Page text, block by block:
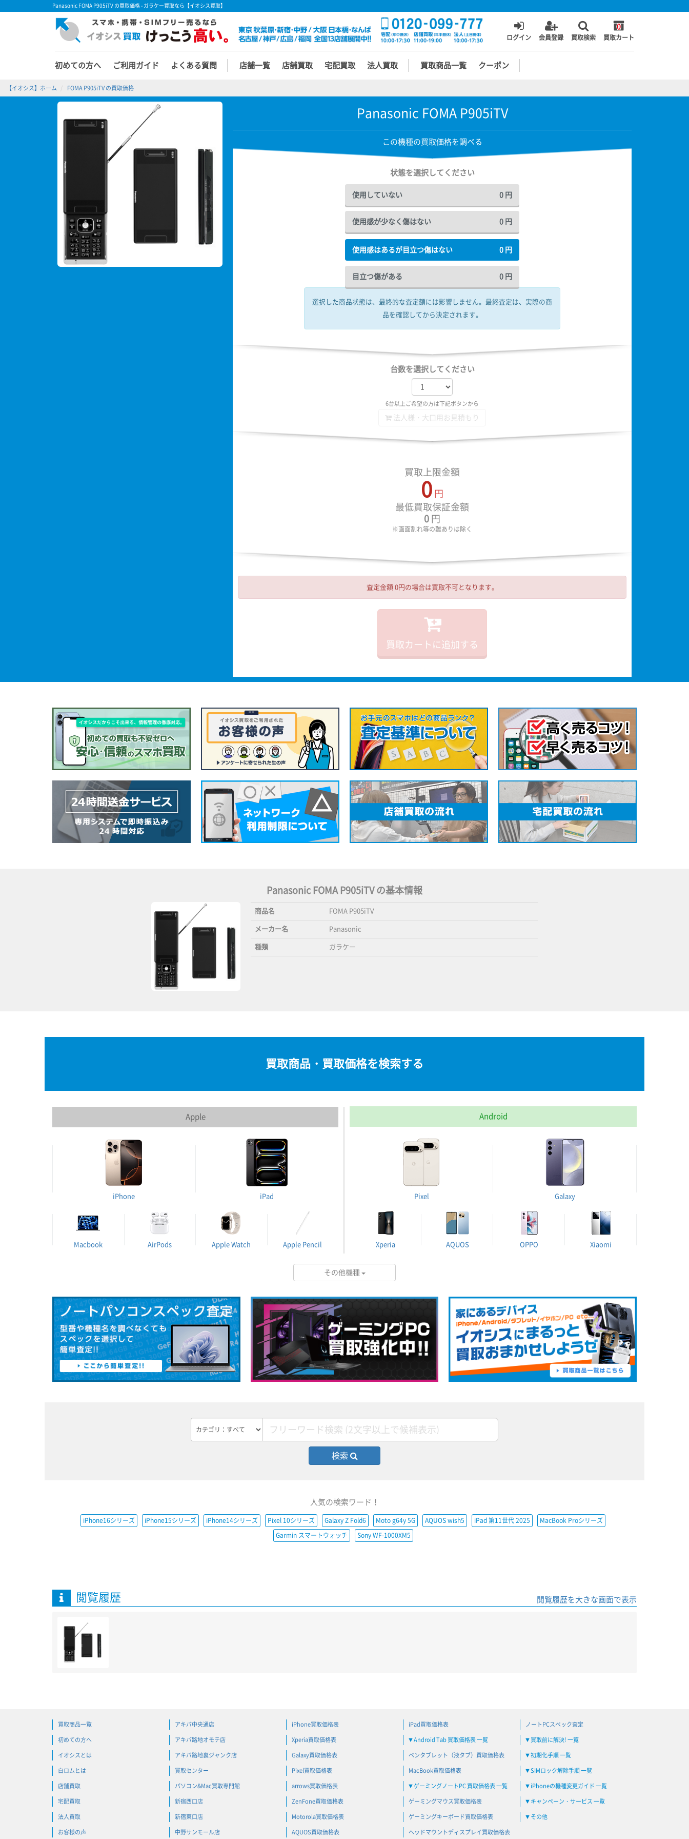
Panasonic FOMA P905iTV の買取価格 - ガラケー買取なら【イオシス買取】
ログイン 会員登録 買取検索
0
買取カート
初めての方へ ご利用ガイド よくある質問 店舗一覧 店舗買取 宅配買取 法人買取 買取商品一覧 クーポン
【イオシス】ホーム FOMA P905iTV の買取価格
Panasonic FOMA P905iTV
この機種の買取価格を調べる
状態を選択してください
使用していない 0 円
使用感が少なく傷はない 0 円
使用感はあるが目立つ傷はない 0 円
目立つ傷がある 0 円
選択した商品状態は、最終的な査定額には影響しません。 最終査定は、実際の商
品を確認してから決定されます。
台数を選択してください
6台以上ご希望の方は下記ボタンから
法人様・大口用お見積もり
買取上限金額
0 円
最低買取保証金額
0 円
※画面割れ等の難ありは除く
査定金額 0円の場合は買取不可となります。
買取カートに追加する
Panasonic FOMA P905iTV の基本情報
商品名 FOMA P905iTV
メーカー名 Panasonic
種類 ガラケー
買取商品・買取価格を検索する
Apple
iPhone iPad
Macbook AirPods Apple Watch Apple Pencil
Android
Pixel Galaxy
Xperia AQUOS OPPO Xiaomi
その他機種
検索
人気の検索ワード！
iPhone16シリーズ iPhone15シリーズ iPhone14シリーズ Pixel 10シリーズ Galaxy Z Fold6 Moto g64y 5G AQUOS wish5 iPad 第11世代 2025 MacBook Proシリーズ
Garmin スマートウォッチ Sony WF-1000XM5
閲覧履歴 閲覧履歴を大きな画面で表示
買取商品一覧
初めての方へ
イオシスとは
白ロムとは
店舗買取
宅配買取
法人買取
お客様の声
アキバ中央通店
アキバ路地オモテ店
アキバ路地裏ジャンク店
買取センター
パソコン&Mac買取専門館
新宿西口店
新宿東口店
中野サンモール店
iPhone買取価格表
Xperia買取価格表
Galaxy買取価格表
Pixel買取価格表
arrows買取価格表
ZenFone買取価格表
Motorola買取価格表
AQUOS買取価格表
iPad買取価格表
▼ Android Tab 買取価格表 一覧
ペンタブレット（液タブ）買取価格表
MacBook買取価格表
▼ ゲーミングノートPC 買取価格表 一覧
ゲーミングマウス買取価格表
ゲーミングキーボード買取価格表
ヘッドマウントディスプレイ買取価格表
ノートPCスペック査定
▼ 買取前に解決! 一覧
▼ 初期化手順 一覧
▼ SIMロック解除手順 一覧
▼ iPhoneの機種変更ガイド 一覧
▼ キャンペーン・サービス 一覧
▼ その他